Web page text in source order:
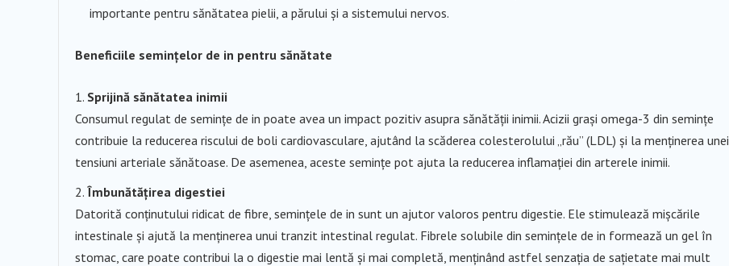
importante pentru sănătatea pielii, a părului și a sistemului nervos.
Beneficiile semințelor de in pentru sănătate
Sprijină sănătatea inimii
Consumul regulat de semințe de in poate avea un impact pozitiv asupra sănătății inimii. Acizii grași omega-3 din semințe
contribuie la reducerea riscului de boli cardiovasculare, ajutând la scăderea colesterolului „rău” (LDL) și la menținerea unei
tensiuni arteriale sănătoase. De asemenea, aceste semințe pot ajuta la reducerea inflamației din arterele inimii.
Îmbunătățirea digestiei
Datorită conținutului ridicat de fibre, semințele de in sunt un ajutor valoros pentru digestie. Ele stimulează mișcările
intestinale și ajută la menținerea unui tranzit intestinal regulat. Fibrele solubile din semințele de in formează un gel în
stomac, care poate contribui la o digestie mai lentă și mai completă, menținând astfel senzația de sațietate mai mult